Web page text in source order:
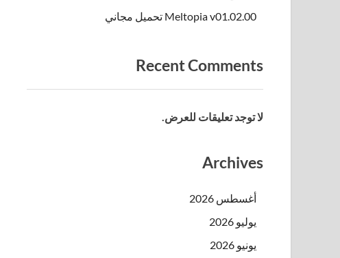
Meltopia v01.02.00 تحميل مجاني
Recent Comments
لا توجد تعليقات للعرض.
Archives
أغسطس 2026
يوليو 2026
يونيو 2026